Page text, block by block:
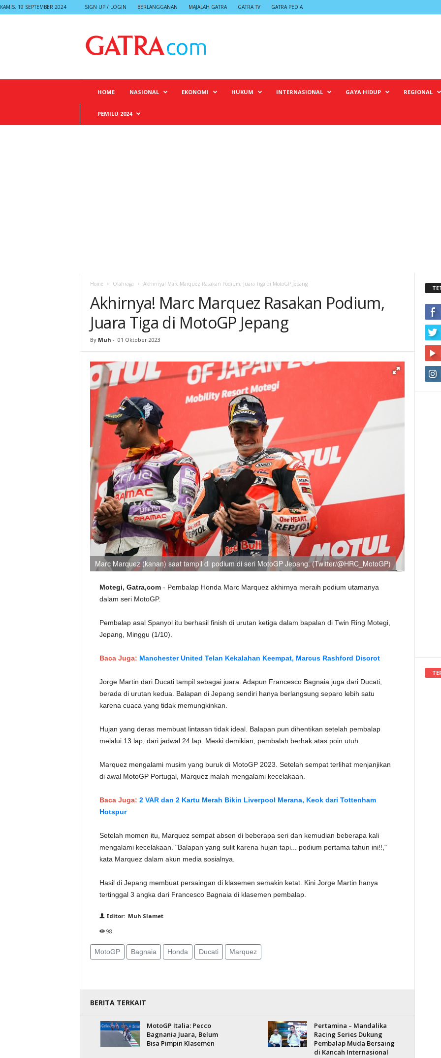
KAMIS, 19 SEPTEMBER 2024 SIGN UP / LOGIN BERLANGGANAN MAJALAH GATRA GATRA TV GATRA PEDIA
HOME NASIONAL EKONOMI HUKUM INTERNASIONAL GAYA HIDUP REGIONAL
PEMILU 2024
Home Olahraga Akhirnya! Marc Marquez Rasakan Podium, Juara Tiga di MotoGP Jepang
Akhirnya! Marc Marquez Rasakan Podium,
Juara Tiga di MotoGP Jepang
By Muh - 01 Oktober 2023
Marc Marquez (kanan) saat tampil di podium di seri MotoGP Jepang. (Twitter/@HRC_MotoGP)
Motegi, Gatra,com- Pembalap Honda Marc Marquez akhirnya meraih podium utamanya
dalam seri MotoGP.
Pembalap asal Spanyol itu berhasil finish di urutan ketiga dalam bapalan di Twin Ring Motegi,
Jepang, Minggu (1/10).
Baca Juga: Manchester United Telan Kekalahan Keempat, Marcus Rashford Disorot
Jorge Martin dari Ducati tampil sebagai juara. Adapun Francesco Bagnaia juga dari Ducati,
berada di urutan kedua. Balapan di Jepang sendiri hanya berlangsung separo lebih satu
karena cuaca yang tidak memungkinkan.
Hujan yang deras membuat lintasan tidak ideal. Balapan pun dihentikan setelah pembalap
melalui 13 lap, dari jadwal 24 lap. Meski demikian, pembalah berhak atas poin utuh.
Marquez mengalami musim yang buruk di MotoGP 2023. Setelah sempat terlihat menjanjikan
di awal MotoGP Portugal, Marquez malah mengalami kecelakaan.
Baca Juga: 2 VAR dan 2 Kartu Merah Bikin Liverpool Merana, Keok dari Tottenham
Hotspur
Setelah momen itu, Marquez sempat absen di beberapa seri dan kemudian beberapa kali
mengalami kecelakaan. "Balapan yang sulit karena hujan tapi... podium pertama tahun ini!!,"
kata Marquez dalam akun media sosialnya.
Hasil di Jepang membuat persaingan di klasemen semakin ketat. Kini Jorge Martin hanya
tertinggal 3 angka dari Francesco Bagnaia di klasemen pembalap.
Editor: Muh Slamet
98
MotoGP Bagnaia Honda Ducati Marquez
BERITA TERKAIT
MotoGP Italia: Pecco
Bagnania Juara, Belum
Bisa Pimpin Klasemen
Pertamina – Mandalika
Racing Series Dukung
Pembalap Muda Bersaing
di Kancah Internasional